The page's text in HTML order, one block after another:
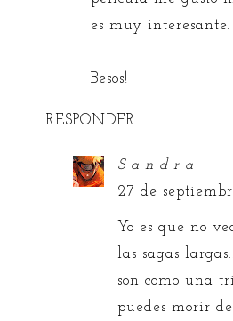
es muy interesante.
Besos!
RESPONDER
S a n d r a
27 de
Yo es que no
las sagas
son como una
puedes morir